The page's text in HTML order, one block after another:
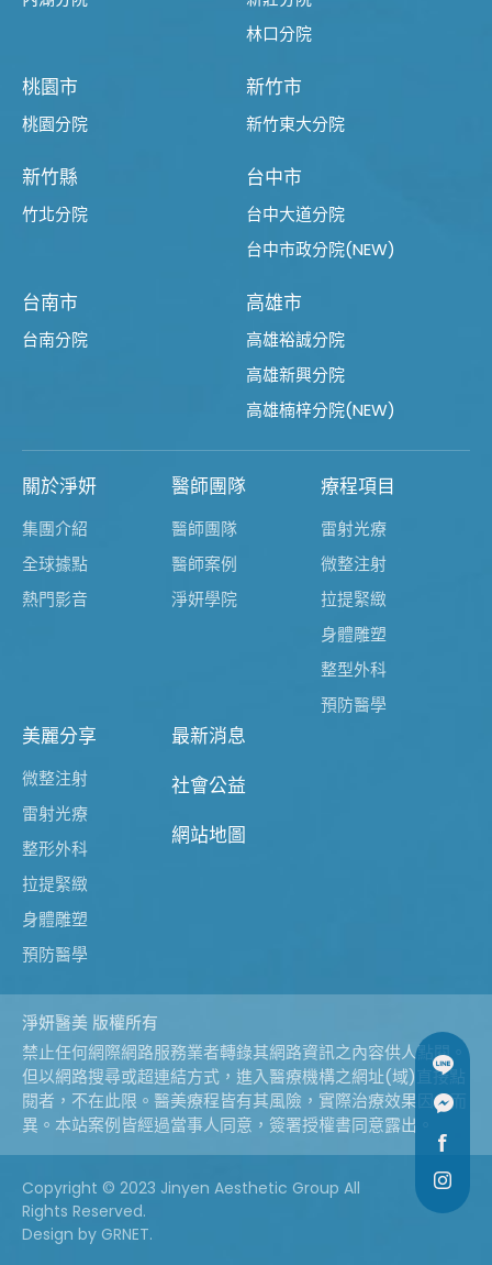
林口分院
桃園市
桃園分院
新竹市
新竹東大分院
新竹縣
竹北分院
台中市
台中大道分院
台中市政分院(NEW)
台南市
台南分院
高雄市
高雄裕誠分院
高雄新興分院
高雄楠梓分院(NEW)
關於淨妍
集團介紹
全球據點
熱門影音
醫師團隊
醫師團隊
醫師案例
淨妍學院
療程項目
雷射光療
微整注射
拉提緊緻
身體雕塑
整型外科
預防醫學
美麗分享
微整注射
雷射光療
整形外科
拉提緊緻
身體雕塑
預防醫學
最新消息
社會公益
網站地圖
淨妍醫美 版權所有
禁止任何網際網路服務業者轉錄其網路資訊之內容供人點閱。
但以網路搜尋或超連結方式，進入醫療機構之網址(域)直接點
閱者，不在此限。醫美療程皆有其風險，實際治療效果因人而
異。本站案例皆經過當事人同意，簽署授權書同意露出。
Copyright © 2023 Jinyen Aesthetic Group All
Rights Reserved.
Design by GRNET.